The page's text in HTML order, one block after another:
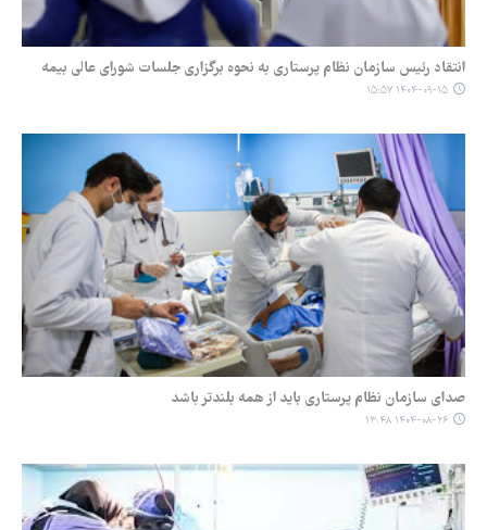
انتقاد رئیس سازمان نظام پرستاری به نحوه برگزاری جلسات شورای عالی بیمه
۱۴۰۴-۰۹-۱۵ ۱۵:۵۷
صدای سازمان نظام پرستاری باید از همه بلندتر باشد
۱۴۰۴-۰۸-۲۶ ۱۳:۴۸